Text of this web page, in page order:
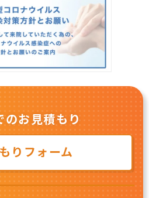
のお見積もり
りフォーム